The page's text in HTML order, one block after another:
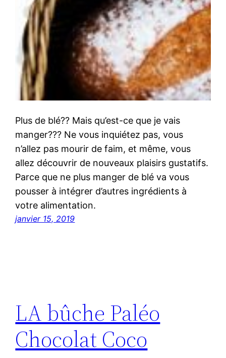
Plus de blé?? Mais qu’est-ce que je vais
manger??? Ne vous inquiétez pas, vous
n’allez pas mourir de faim, et même, vous
allez découvrir de nouveaux plaisirs gustatifs.
Parce que ne plus manger de blé va vous
pousser à intégrer d’autres ingrédients à
votre alimentation.
janvier 15, 2019
LA bûche Paléo
Chocolat Coco